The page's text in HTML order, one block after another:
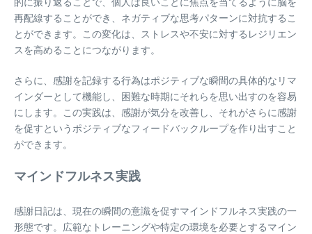
再配線することができ、ネガティブな思考パターンに対抗するこ
とができます。この変化は、ストレスや不安に対するレジリエン
スを高めることにつながります。
さらに、感謝を記録する行為はポジティブな瞬間の具体的なリマ
インダーとして機能し、困難な時期にそれらを思い出すのを容易
にします。この実践は、感謝が気分を改善し、それがさらに感謝
を促すというポジティブなフィードバックループを作り出すこと
ができます。
マインドフルネス実践
感謝日記は、現在の瞬間の意識を促すマインドフルネス実践の一
形態です。広範なトレーニングや特定の環境を必要とするマイン